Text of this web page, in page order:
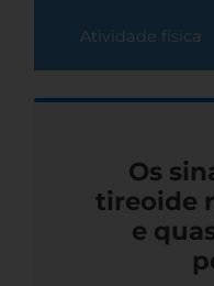
Atividade física
Os
tireoide
e